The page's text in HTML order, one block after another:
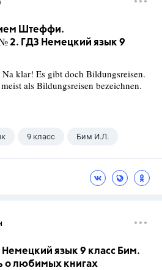
Штеффи.
2. ГДЗ Немецкий язык 9
klar! Es gibt doch Bildungsreisen.
als Bildungsreisen bezeichnen.
9 класс Бим И.Л.
Немецкий язык 9 класс Бим.
о любимых книгах